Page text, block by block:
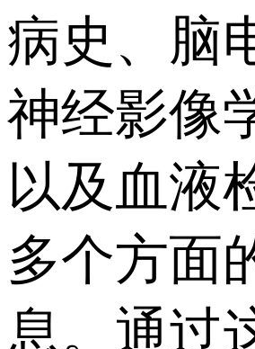
病史、脑
神经影像
以及血液
多个方面
息。通过